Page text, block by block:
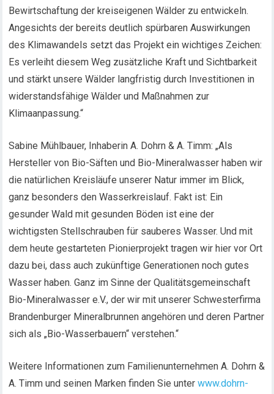
Bewirtschaftung der kreiseigenen Wälder zu entwickeln.
Angesichts der bereits deutlich spürbaren Auswirkungen
des Klimawandels setzt das Projekt ein wichtiges Zeichen:
Es verleiht diesem Weg zusätzliche Kraft und Sichtbarkeit
und stärkt unsere Wälder langfristig durch Investitionen in
widerstandsfähige Wälder und Maßnahmen zur
Klimaanpassung.“
Sabine Mühlbauer, Inhaberin A. Dohrn & A. Timm: „Als
Hersteller von Bio-Säften und Bio-Mineralwasser haben wir
die natürlichen Kreisläufe unserer Natur immer im Blick,
ganz besonders den Wasserkreislauf. Fakt ist: Ein
gesunder Wald mit gesunden Böden ist eine der
wichtigsten Stellschrauben für sauberes Wasser. Und mit
dem heute gestarteten Pionierprojekt tragen wir hier vor Ort
dazu bei, dass auch zukünftige Generationen noch gutes
Wasser haben. Ganz im Sinne der Qualitätsgemeinschaft
Bio-Mineralwasser e.V., der wir mit unserer Schwesterfirma
Brandenburger Mineralbrunnen angehören und deren Partner
sich als „Bio-Wasserbauern“ verstehen.“
Weitere Informationen zum Familienunternehmen A. Dohrn &
A. Timm und seinen Marken finden Sie unterwww.dohrn-